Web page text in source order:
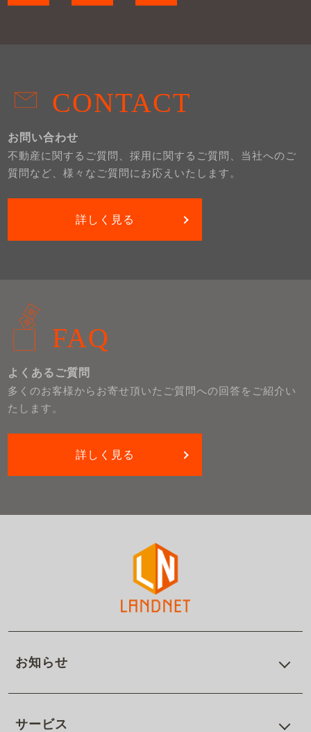
CONTACT
お問い合わせ
不動産に関するご質問、採用に関するご質問、当社へのご
質問など、様々なご質問にお応えいたします。
詳しく見る
FAQ
よくあるご質問
多くのお客様からお寄せ頂いたご質問への回答をご紹介い
たします。
詳しく見る
お知らせ
サービス